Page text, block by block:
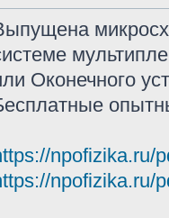
Оконечного
npofizika.ru/
npofizika.ru/